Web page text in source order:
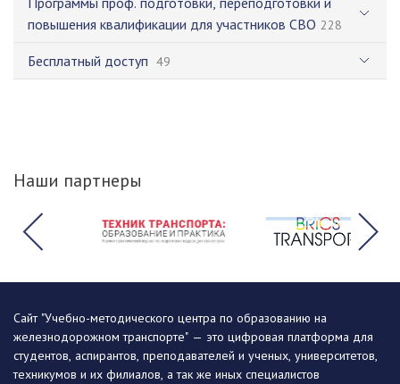
повышения квалификации для участников СВО 228
Бесплатный доступ 49
Наши партнеры
Сайт "Учебно-методического центра по образованию на
железнодорожном транспорте" — это цифровая платформа для
студентов, аспирантов, преподавателей и ученых, университетов,
техникумов и их филиалов, а так же иных специалистов